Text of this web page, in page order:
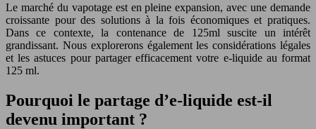
Le marché du vapotage est en pleine expansion, avec une demande
croissante pour des solutions à la fois économiques et pratiques.
Dans ce contexte, la contenance de 125ml suscite un intérêt
grandissant. Nous explorerons également les considérations légales
et les astuces pour partager efficacement votre e-liquide au format
125 ml.
Pourquoi le partage d’e-liquide est-il
devenu important ?